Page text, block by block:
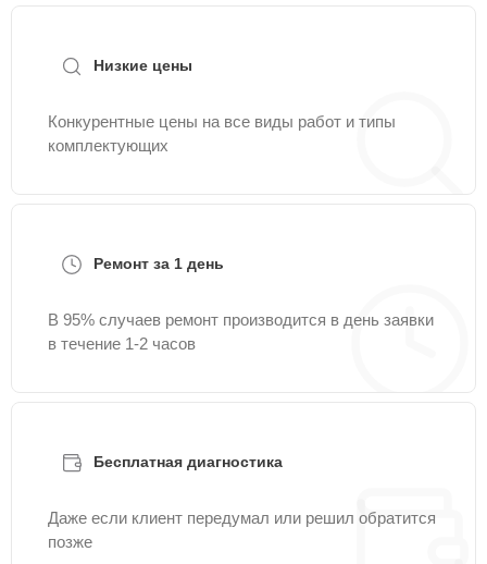
Низкие цены
Конкурентные цены на все виды работ и типы
комплектующих
Ремонт за 1 день
В 95% случаев ремонт производится в день заявки
в течение 1-2 часов
Бесплатная диагностика
Даже если клиент передумал или решил обратится
позже